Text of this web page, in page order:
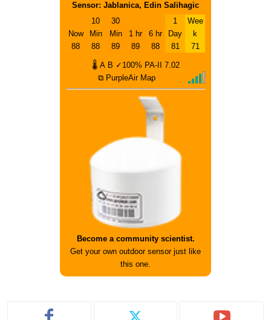
Sensor: Jablanica, Edin Salihagic
Now
88
10
Min
88
30
Min
89
1 hr
89
6 hr
88
1
Day
81
Wee
k
71
🌡 A B ✓100% PA-II
7.02
⧉ PurpleAir Map
Become a community scientist.
Get your own outdoor sensor just like
this one.